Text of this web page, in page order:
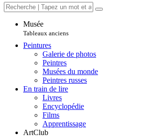
Musée
Tableaux anciens
Peintures
Galerie de photos
Peintres
Musées du monde
Peintres russes
En train de lire
Livres
Encyclopédie
Films
Apprentissage
ArtClub